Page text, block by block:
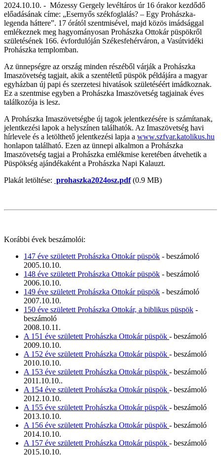
2024.10.10. - Mózessy Gergely levéltáros úr 16 órakor kezdődő
előadásának címe: „Esernyős székfoglalás? – Egy Prohászka-
legenda háttere”. 17 órától szentmisével, majd közös imádsággal
emlékeznek meg hagyományosan Prohászka Ottokár püspökről
születésének 166. évfordulóján Székesfehérváron, a Vasútvidéki
Prohászka templomban.
Az ünnepségre az ország minden részéből várják a Prohászka
Imaszövetség tagjait, akik a szentéletű püspök példájára a magyar
egyházban új papi és szerzetesi hivatások születéséért imádkoznak.
Ez a szentmise egyben a Prohászka Imaszövetség tagjainak éves
találkozója is lesz.
A Prohászka Imaszövetségbe új tagok jelentkezésére is számítanak,
jelentkezési lapok a helyszínen találhatók. Az Imaszövetség havi
hírlevele és a letölthető jelentkezési lapja a www.szfvar.katolikus.hu
honlapon található. Ezen az ünnepi alkalmon a Prohászka
Imaszövetség tagjai a Prohászka emlékmise keretében átvehetik a
Püspökség ajándékaként a Prohászka Napi Kalauzt.
Plakát letöltése: prohaszka2024osz.pdf(0.9 MB)
Korábbi évek beszámolói:
147 éve született Prohászka Ottokár püspök - beszámoló
2005.10.10.
148 éve született Prohászka Ottokár püspök - beszámoló
2006.10.10.
149 éve született Prohászka Ottokár püspök - beszámoló
2007.10.10.
150 éve született Prohászka Ottokár, a biblikus püspök -
beszámoló
2008.10.11.
A 151 éve született Prohászka Ottokár püspök - beszámoló
2009.10.10.
A 152 éve született Prohászka Ottokár püspök - beszámoló
2010.10.10.
A 153 éve született Prohászka Ottokár püspök - beszámoló
2011.10.10..
A 154 éve született Prohászka Ottokár püspök - beszámoló
2012.10.10.
A 155 éve született Prohászka Ottokár püspök - beszámoló
2013.10.10.
A 156 éve született Prohászka Ottokár püspök - beszámoló
2014.10.10.
A 157 éve született Prohászka Ottokár püspök - beszámoló
2015.10.10.